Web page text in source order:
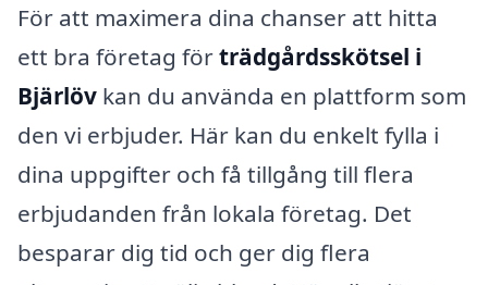
För att maximera dina chanser att hitta
ett bra företag förträdgårdsskötsel i
Bjärlöv kan du använda en plattform som
den vi erbjuder. Här kan du enkelt fylla i
dina uppgifter och få tillgång till flera
erbjudanden från lokala företag. Det
besparar dig tid och ger dig flera